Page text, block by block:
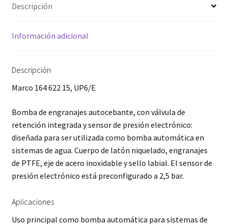
Descripción
Información adicional
Descripción
Marco 164 622 15, UP6/E
Bomba de engranajes autocebante, con válvula de
retención integrada y sensor de presión electrónico:
diseñada para ser utilizada como bomba automática en
sistemas de agua. Cuerpo de latón niquelado, engranajes
de PTFE, eje de acero inoxidable y sello labial. El sensor de
presión electrónico está preconfigurado a 2,5 bar.
Aplicaciones
Uso principal como bomba automática para sistemas de